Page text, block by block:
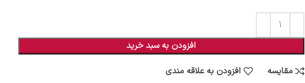
افزودن به سبد خرید
مقایسه
افزودن به علاقه مندی